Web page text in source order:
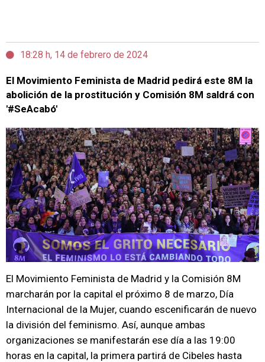
18:28 h, 14 de febrero de 2024
El Movimiento Feminista de Madrid pedirá este 8M la
abolición de la prostitución y Comisión 8M saldrá con
'#SeAcabó'
El Movimiento Feminista de Madrid y la Comisión 8M
marcharán por la capital el próximo 8 de marzo, Día
Internacional de la Mujer, cuando escenificarán de nuevo
la división del feminismo. Así, aunque ambas
organizaciones se manifestarán ese día a las 19:00
horas en la capital, la primera partirá de Cibeles hasta